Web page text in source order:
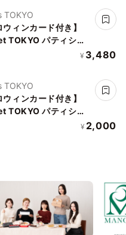
TOKYO
ウィンカード付き】
パティシエ
ィンサブレ（プレーン
¥ 3,480
TOKYO
ウィンカード付き】
パティシエ
ィンサブレ（プレーン
¥ 2,000